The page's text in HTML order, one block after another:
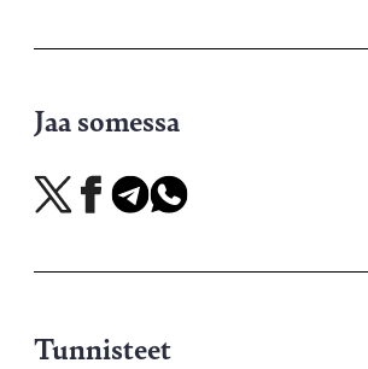
Jaa somessa
Jaa
X-
Jaa
Facebookissa
Jaa
Telegramissa
Jaa
WhatsAppissa
Tunnisteet